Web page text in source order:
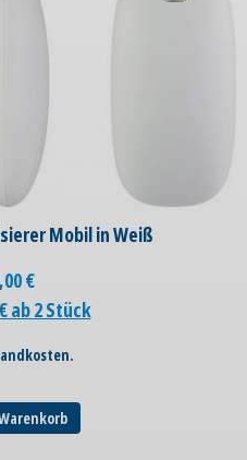
Mobil in Weiß
€
ab 2 Stück